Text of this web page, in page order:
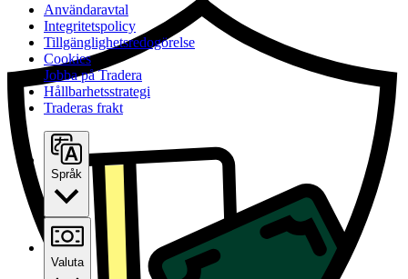
Användaravtal
Integritetspolicy
Tillgänglighetsredogörelse
Cookies
Jobba på Tradera
Hållbarhetsstrategi
Traderas frakt
Språk
Valuta